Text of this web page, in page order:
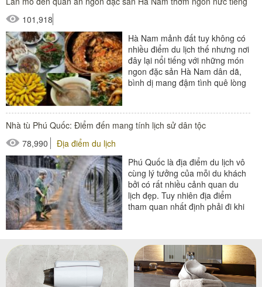
101,918
Hà Nam mảnh đất tuy không có
nhiều điểm du lịch thế nhưng nơi
đây lại nổi tiếng với những món
ngon đặc sản Hà Nam dân dã,
bình dị mang đậm tình quê lòng
Nhà tù Phú Quốc: Điểm đến mang tính lịch sử dân tộc
78,990
Địa điểm du lịch
Phú Quốc là địa điểm du lịch vô
cùng lý tưởng của mỗi du khách
bởi có rất nhiều cảnh quan du
lịch đẹp. Tuy nhiên địa điểm
tham quan nhất định phải đi khi